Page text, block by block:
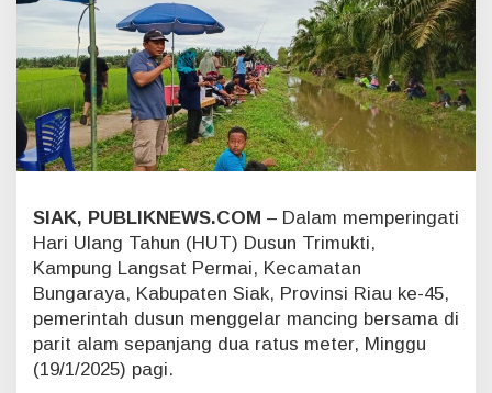
B
e
r
s
a
m
a
P
i
n
g
t
i
H
U
SIAK, PUBLIKNEWS.COM – Dalam memperingati
Hari Ulang Tahun (HUT) Dusun Trimukti,
Kampung Langsat Permai, Kecamatan
Bungaraya, Kabupaten Siak, Provinsi Riau ke-45,
pemerintah dusun menggelar mancing bersama di
parit alam sepanjang dua ratus meter, Minggu
(19/1/2025) pagi.